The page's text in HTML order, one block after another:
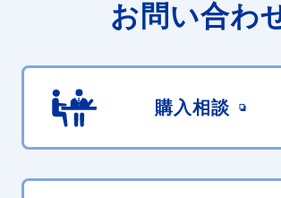
お問い合わ
購入相談